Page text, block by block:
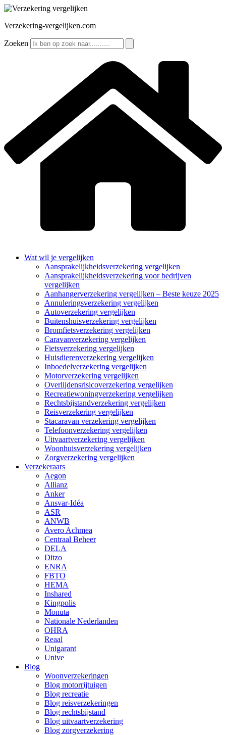
Ga
de
Verzekering-vergelijken.com
Zoeken
Wat wil je vergelijken
Aansprakelijkheidsverzekering vergelijken
Aansprakelijkheidsverzekering voor bedrijven
vergelijken
Aanhangerverzekering vergelijken – Beste keuze 2025
Annuleringsverzekering vergelijken
Autoverzekering vergelijken
Buitenshuisverzekering vergelijken
Bromfietsverzekering vergelijken
Caravanverzekering vergelijken
Fietsverzekering vergelijken
Huisdierenverzekering vergelijken
Inboedelverzekering vergelijken
Motorverzekering vergelijken
Overlijdensrisicoverzekering vergelijken
Recreatiewoningverzekering vergelijken
Rechtsbijstandverzekering vergelijken
Reisverzekering vergelijken
Stacaravan verzekering vergelijken
Telefoonverzekering vergelijken
Uitvaartverzekering vergelijken
Woonhuisverzekering vergelijken
Zorgverzekering vergelijken
Verzekeraars
Aegon
Allianz
Anker
Ansvar-Idéa
ASR
ANWB
Avero Achmea
Centraal Beheer
DELA
Ditzo
ENRA
FBTO
HEMA
Inshared
Kingpolis
Monuta
Nationale Nederlanden
OHRA
Reaal
Unigarant
Unive
Blog
Woonverzekeringen
Blog motorrijtuigen
Blog recreatie
Blog reisverzekeringen
Blog rechtsbijstand
Blog uitvaartverzekering
Blog zorgverzekering